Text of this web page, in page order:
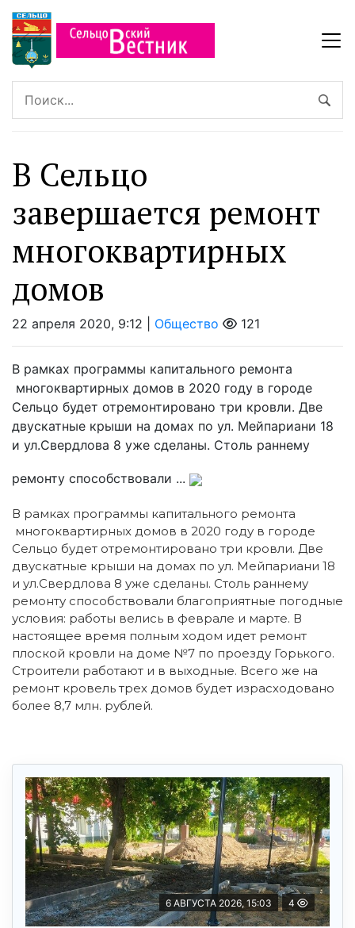
В Сельцо
завершается ремонт
многоквартирных
домов
22 апреля 2020, 9:12 | Общество 121
В рамках программы капитального ремонта
многоквартирных домов в 2020 году в городе
Сельцо будет отремонтировано три кровли. Две
двускатные крыши на домах по ул. Мейпариани 18
и ул.Свердлова 8 уже сделаны. Столь раннему
ремонту способствовали ...
В рамках программы капитального ремонта
многоквартирных домов в 2020 году в городе
Сельцо будет отремонтировано три кровли. Две
двускатные крыши на домах по ул. Мейпариани 18
и ул.Свердлова 8 уже сделаны. Столь раннему
ремонту способствовали благоприятные погодные
условия: работы велись в феврале и марте. В
настоящее время полным ходом идет ремонт
плоской кровли на доме №7 по проезду Горького.
Строители работают и в выходные. Всего же на
ремонт кровель трех домов будет израсходовано
более 8,7 млн. рублей.
6 АВГУСТА 2026, 15:03 4